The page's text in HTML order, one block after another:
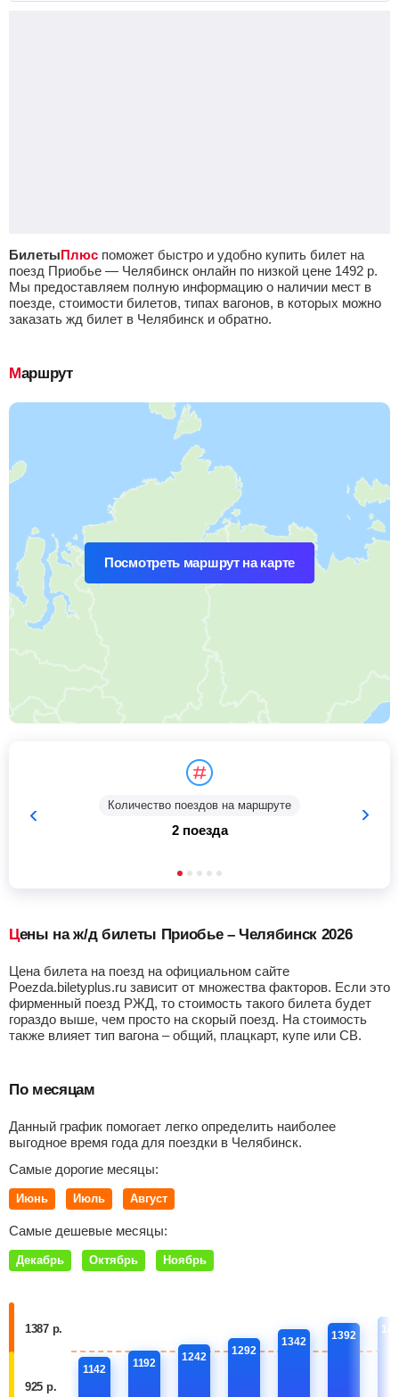
БилетыПлюс поможет быстро и удобно купить билет на
поезд Приобье — Челябинск онлайн по низкой цене 1492 р.
Мы предоставляем полную информацию о наличии мест в
поезде, стоимости билетов, типах вагонов, в которых можно
заказать жд билет в Челябинск и обратно.
Маршрут
Посмотреть маршрут на карте
Количество поездов на маршруте
2 поезда
Цены на ж/д билеты Приобье – Челябинск 2026
Цена билета на поезд на официальном сайте
Poezda.biletyplus.ru зависит от множества факторов. Если это
фирменный поезд РЖД, то стоимость такого билета будет
гораздо выше, чем просто на скорый поезд. На стоимость
также влияет тип вагона – общий, плацкарт, купе или СВ.
По месяцам
Данный график помогает легко определить наиболее
выгодное время года для поездки в Челябинск.
Самые дорогие месяцы:
Июнь Июль Август
Самые дешевые месяцы:
Декабрь Октябрь Ноябрь
1387 р.
925 р.
1142
1192
1242
1292
1342
1392